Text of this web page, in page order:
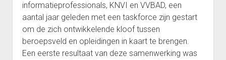
informatieprofessionals, KNVI en VVBAD, een
aantal jaar geleden met een taskforce zijn gestart
om de zich ontwikkelende kloof tussen
beroepsveld en opleidingen in kaart te brengen.
Een eerste resultaat van deze samenwerking was